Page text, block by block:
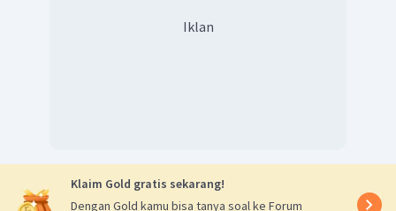
Iklan
Klaim Gold gratis sekarang!
Dengan Gold kamu bisa tanya soal ke Forum